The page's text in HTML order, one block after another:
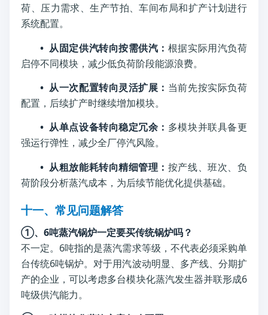
荷、压力需求、生产节拍、车间布局和扩产计划进行
系统配置。
• 从固定供汽转向按需供汽： 根据实际用汽负荷
启停不同模块，减少低负荷阶段能源浪费。
• 从一次配置转向灵活扩展： 当前先按实际负荷
配置，后续扩产时继续增加模块。
• 从单点设备转向稳定冗余： 多模块并联具备更
强运行弹性，减少全厂停汽风险。
• 从粗放能耗转向精细管理： 按产线、班次、负
荷阶段分析蒸汽成本，为后续节能优化提供基础。
十一、常见问题解答
①、6吨蒸汽锅炉一定要买传统锅炉吗？
不一定。6吨指的是蒸汽需求等级，不代表必须采购单
台传统6吨锅炉。对于用汽波动明显、多产线、分期扩
产的企业，可以考虑多台模块化蒸汽发生器并联形成6
吨级供汽能力。